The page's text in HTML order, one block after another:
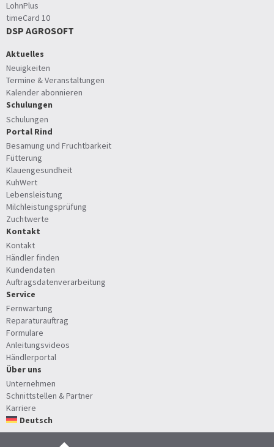
LohnPlus
timeCard 10
DSP AGROSOFT
Aktuelles
Neuigkeiten
Termine & Veranstaltungen
Kalender abonnieren
Schulungen
Schulungen
Portal Rind
Besamung und Fruchtbarkeit
Fütterung
Klauengesundheit
KuhWert
Lebensleistung
Milchleistungsprüfung
Zuchtwerte
Kontakt
Kontakt
Händler finden
Kundendaten
Auftragsdatenverarbeitung
Service
Fernwartung
Reparaturauftrag
Formulare
Anleitungsvideos
Händlerportal
Über uns
Unternehmen
Schnittstellen & Partner
Karriere
Deutsch